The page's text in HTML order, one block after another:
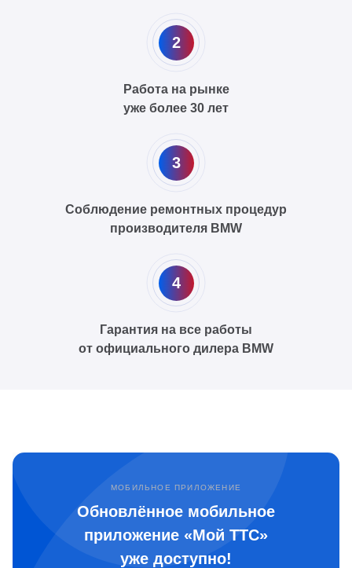
2
Работа на рынке
уже более 30 лет
3
Соблюдение ремонтных процедур
производителя BMW
4
Гарантия на все работы
от официального дилера BMW
МОБИЛЬНОЕ ПРИЛОЖЕНИЕ
Обновлённое мобильное
приложение «Мой ТТС»
уже доступно!